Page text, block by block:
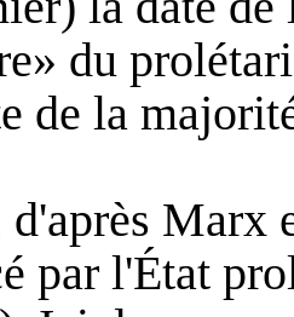
du
de la
d'après Marx
par l'État